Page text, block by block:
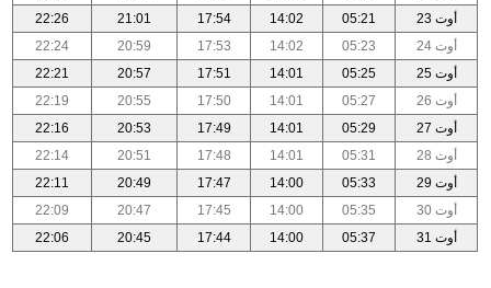
أوت 23
05:21
14:02
17:54
21:01
22:26
أوت 24
05:23
14:02
17:53
20:59
22:24
أوت 25
05:25
14:01
17:51
20:57
22:21
أوت 26
05:27
14:01
17:50
20:55
22:19
أوت 27
05:29
14:01
17:49
20:53
22:16
أوت 28
05:31
14:01
17:48
20:51
22:14
أوت 29
05:33
14:00
17:47
20:49
22:11
أوت 30
05:35
14:00
17:45
20:47
22:09
أوت 31
05:37
14:00
17:44
20:45
22:06